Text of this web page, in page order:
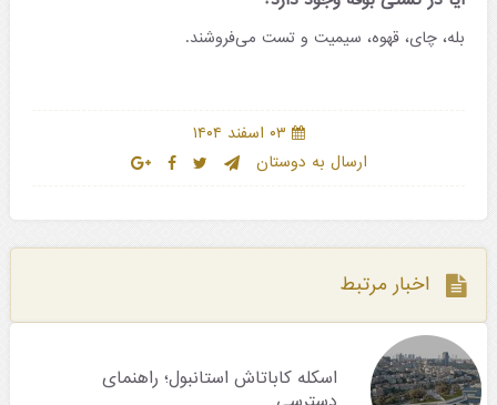
بله، چای، قهوه، سیمیت و تست می‌فروشند.
۰۳ اسفند ۱۴۰۴
ارسال به دوستان
اخبار مرتبط
اسکله کاباتاش استانبول؛ راهنمای